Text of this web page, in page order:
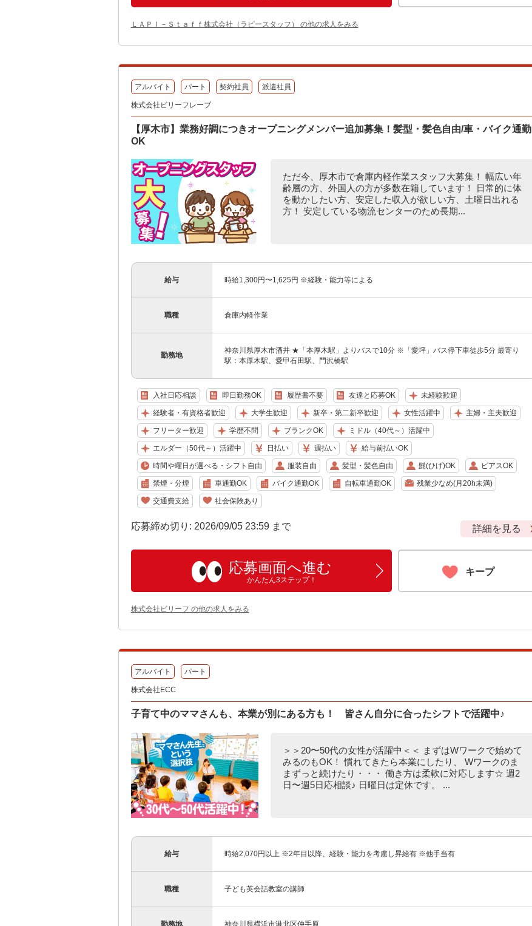
ＬＡＰＩ－Ｓｔａｆｆ株式会社（ラピースタッフ） の他の求人をみる
アルバイト パート 契約社員 派遣社員
株式会社ビリーフレーブ
【厚木市】業務好調につきオープニングメンバー追加募集！髪型・髪色自由/車・バイク通勤
OK
ただ今、厚木市で倉庫内軽作業スタッフ大募集！ 幅広い年
齢層の方、外国人の方が多数在籍しています！ 日常的に体
を動かしたい方、安定した収入が欲しい方、土曜日出れる
方！ 安定している物流センターのため長期...
給与 時給1,300円〜1,625円 ※経験・能力等による
職種 倉庫内軽作業
勤務地
神奈川県厚木市酒井 ★「本厚木駅」よりバスで10分 ※「愛坪」バス停下車徒歩5分 最寄り
駅：本厚木駅、愛甲石田駅、門沢橋駅
入社日応相談 即日勤務OK 履歴書不要 友達と応募OK 未経験歓迎
経験者・有資格者歓迎 大学生歓迎 新卒・第二新卒歓迎 女性活躍中 主婦・主夫歓迎
フリーター歓迎 学歴不問 ブランクOK ミドル（40代～）活躍中
エルダー（50代～）活躍中 日払い 週払い 給与前払いOK
時間や曜日が選べる・シフト自由 服装自由 髪型・髪色自由 髭(ひげ)OK ピアスOK
禁煙・分煙 車通勤OK バイク通勤OK 自転車通勤OK 残業少なめ(月20h未満)
交通費支給 社会保険あり
応募締め切り: 2026/09/05 23:59 まで 詳細を見る
応募画面へ進む
かんたん3ステップ！
キープ
株式会社ビリーフ の他の求人をみる
アルバイト パート
株式会社ECC
子育て中のママさんも、本業が別にある方も！ 皆さん自分に合ったシフトで活躍中♪
＞＞20〜50代の女性が活躍中＜＜ まずはWワークで始めて
みるのもOK！ 慣れてきたら本業にしたり、 Wワークのま
まずっと続けたり・・・ 働き方は柔軟に対応します☆ 週2
日〜週5日応相談♪ 日曜日は定休です。 ...
給与 時給2,070円以上 ※2年目以降、経験・能力を考慮し昇給有 ※他手当有
職種 子ども英会話教室の講師
勤務地 神奈川県横浜市港北区仲手原